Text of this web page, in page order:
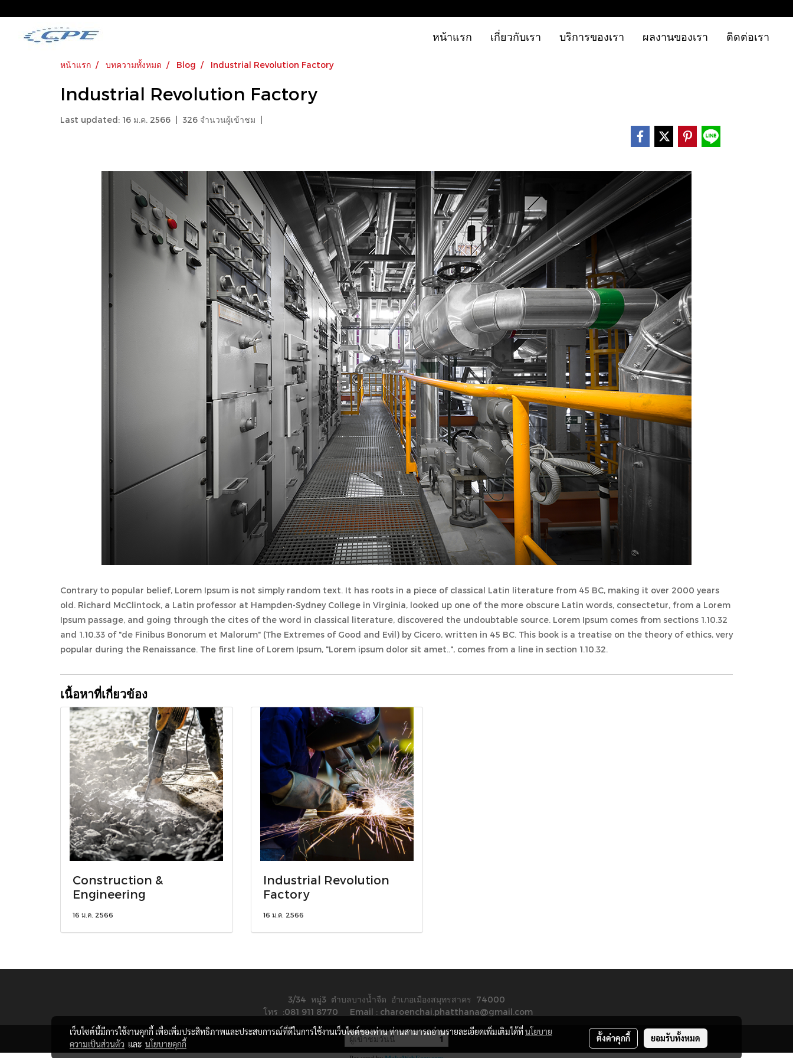
หน้าแรก เกี่ยวกับเรา บริการของเรา ผลงานของเรา ติดต่อเรา
หน้าแรก บทความทั้งหมด Blog Industrial Revolution Factory
Industrial Revolution Factory
Last updated: 16 ม.ค. 2566 326 จำนวนผู้เข้าชม
Contrary to popular belief, Lorem Ipsum is not simply random text. It has roots in a piece of classical Latin literature from 45 BC, making it over 2000 years
old. Richard McClintock, a Latin professor at Hampden-Sydney College in Virginia, looked up one of the more obscure Latin words, consectetur, from a Lorem
Ipsum passage, and going through the cites of the word in classical literature, discovered the undoubtable source. Lorem Ipsum comes from sections 1.10.32
and 1.10.33 of "de Finibus Bonorum et Malorum" (The Extremes of Good and Evil) by Cicero, written in 45 BC. This book is a treatise on the theory of ethics, very
popular during the Renaissance. The first line of Lorem Ipsum, "Lorem ipsum dolor sit amet..", comes from a line in section 1.10.32.
เนื้อหาที่เกี่ยวข้อง
Construction &
Engineering
16 ม.ค. 2566
Industrial Revolution
Factory
16 ม.ค. 2566
3/34 หมู่3 ตำบลบางน้ำจืด อำเภอเมืองสมุทรสาคร 74000
โทร :081 911 8770 Email : charoenchai.phatthana@gmail.com
ผู้เข้าชมวันนี้ 1
เว็บไซต์นี้มีการใช้งานคุกกี้ เพื่อเพิ่มประสิทธิภาพและประสบการณ์ที่ดีในการใช้งานเว็บไซต์ของท่าน ท่านสามารถอ่านรายละเอียดเพิ่มเติมได้ที่นโยบาย
ความเป็นส่วนตัว และ นโยบายคุกกี้
ตั้งค่าคุกกี้ ยอมรับทั้งหมด